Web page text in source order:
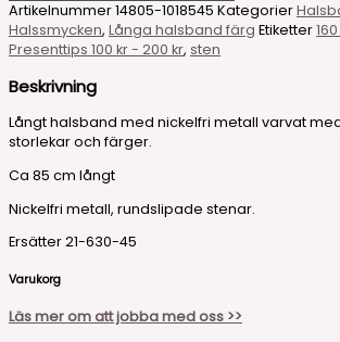
Artikelnummer14805-1018545 Kategorier
Halssmycken, Långa halsband färg Etiketter
Presenttips 100 kr - 200 kr, sten
Beskrivning
Långt halsband med nickelfri metall varvat
storlekar och färger.
Ca 85 cm långt
Nickelfri metall, rundslipade stenar.
Ersätter 21-630-45
Varukorg
Läs mer om att jobba med oss >>